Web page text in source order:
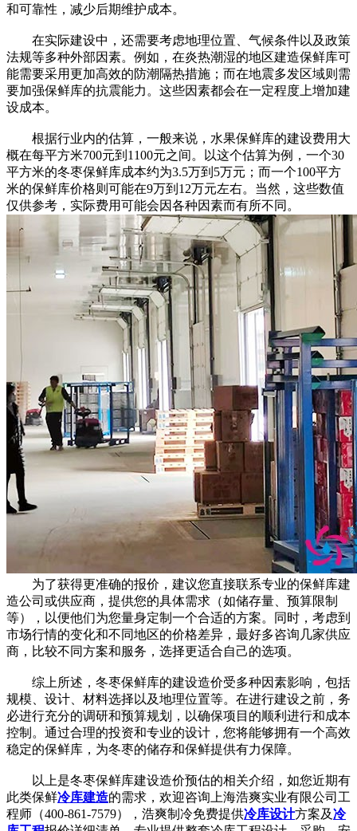
和可靠性，减少后期维护成本。
在实际建设中，还需要考虑地理位置、气候条件以及政策
法规等多种外部因素。例如，在炎热潮湿的地区建造保鲜库可
能需要采用更加高效的防潮隔热措施；而在地震多发区域则需
要加强保鲜库的抗震能力。这些因素都会在一定程度上增加建
设成本。
根据行业内的估算，一般来说，水果保鲜库的建设费用大
概在每平方米700元到1100元之间。以这个估算为例，一个30
平方米的冬枣保鲜库成本约为3.5万到5万元；而一个100平方
米的保鲜库价格则可能在9万到12万元左右。当然，这些数值
仅供参考，实际费用可能会因各种因素而有所不同。
为了获得更准确的报价，建议您直接联系专业的保鲜库建
造公司或供应商，提供您的具体需求（如储存量、预算限制
等），以便他们为您量身定制一个合适的方案。同时，考虑到
市场行情的变化和不同地区的价格差异，最好多咨询几家供应
商，比较不同方案和服务，选择更适合自己的选项。
综上所述，冬枣保鲜库的建设造价受多种因素影响，包括
规模、设计、材料选择以及地理位置等。在进行建设之前，务
必进行充分的调研和预算规划，以确保项目的顺利进行和成本
控制。通过合理的投资和专业的设计，您将能够拥有一个高效
稳定的保鲜库，为冬枣的储存和保鲜提供有力保障。
以上是冬枣保鲜库建设造价预估的相关介绍，如您近期有
此类保鲜冷库建造的需求，欢迎咨询上海浩爽实业有限公司工
程师（400-861-7579），浩爽制冷免费提供冷库设计方案及冷